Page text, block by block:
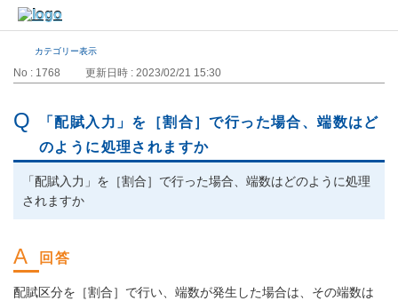
カテゴリー表示
No : 1768 更新日時 : 2023/02/21 15:30
「配賦入力」を［割合］で行った場合、端数はど
のように処理されますか
「配賦入力」を［割合］で行った場合、端数はどのように処理
されますか
配賦区分を［割合］で行い、端数が発生した場合は、その端数は